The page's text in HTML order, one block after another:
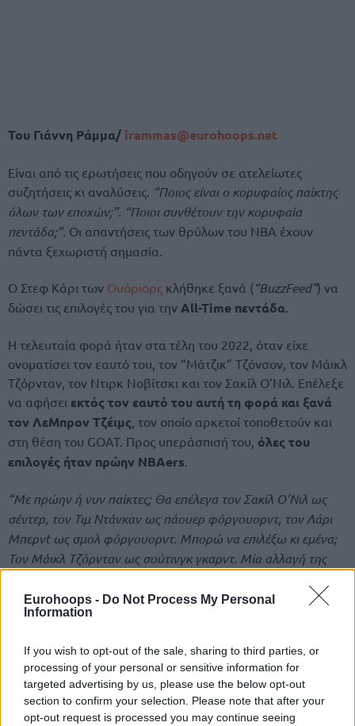
Eurohoops - Do Not Process My Personal
Information
If you wish to opt-out of the sale, sharing to third parties, or
processing of your personal or sensitive information for
targeted advertising by us, please use the below opt-out
section to confirm your selection. Please note that after your
opt-out request is processed you may continue seeing
Του Γιάννη Ράμμα/ irammas@eurohoops.net
Είναι από τις ερωτήσεις που οδηγούν σε ατελείωτες
συζητήσεις κι αναλύσεις. “Ποιος είναι ο κορυφαίος παίκτης
όλων των εποχών;”. “Ποιοι συνθέτουν την κορυφαία
πεντάδα;”. Οι απαντήσεις των θρύλων του ΝΒΑ έχουν
πάντα ξεχωριστή σημασία.
Ο Στεφ Κάρι των Ουόριορς κλήθηκε ξανά (“BuzzFeed”) να
δώσει τις επιλογές του για την All-Time πεντάδα
Η τελευταία φορά ήταν στα τέλη του 2022, όταν είχε
ονοματίσει τον εαυτό του, τον “Μάτζικ” Τζόνσον, τον Μάικλ
Τζόρνταν, τον Ντιρκ Νοβίτσκι και τον Σακίλ Ο’Νιλ. Επέλεξε
να αφήσει εκτός τον εαυτό του αυτή τη φορά και ξανά
τον ΛεΜπρον Τζέιμς , τον οποίο αρκετοί τοποθετούν και
στη θέση του GOAT. Προς υπεράσπισή του, όλες του
επιλογές ήταν πρώην NBAers
“Με πρώην ή νυν παίκτες; Θα επέλεγα τον Σακίλ Ο’Νιλ ως
σέντερ, τον Τιμ Ντάνκαν ως πάουερ φόργουορντ, τον Λάρι
Μπερνt ως σμολ φόργουορντ. Μπορώ να επιλέξω κι εμένα;
Τον Μάικλ Τζόρνταν ως σούτινγκ γκαρντ. Μία αλλαγή της
Κόμπι Μπράιαντ ως σμολ φόργουορντ. Ως είχε ο Τζόρνταν
στη θέση του σούτινγκ γκαρντ και τον ‘Μάτζικ’ Τζόνσον ως